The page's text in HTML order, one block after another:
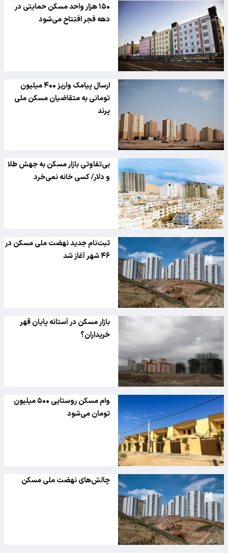
۱۵۰ هزار واحد مسکن حمایتی در
دهه فجر افتتاح می‌شود
ارسال پیامک واریز ۴۰۰ میلیون
تومانی به متقاضیان مسکن ملی
پرند
بی‌تفاوتی بازار مسکن به جهش طلا
و دلار/ کسی خانه نمی‌خرد
ثبت‌نام جدید نهضت ملی مسکن در
۴۶ شهر آغاز شد
بازار مسکن در آستانه پایان قهر
خریداران؟
وام مسکن روستایی ۵۰۰ میلیون
تومان می‌شود
چالش‌های نهضت ملی مسکن